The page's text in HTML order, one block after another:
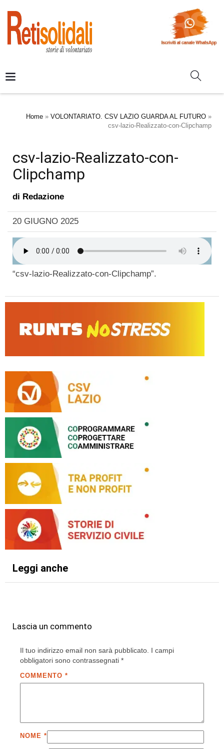
Home » VOLONTARIATO. CSV LAZIO GUARDA AL FUTURO »
csv-lazio-Realizzato-con-Clipchamp
csv-lazio-Realizzato-con-
Clipchamp
di Redazione
20 GIUGNO 2025
“csv-lazio-Realizzato-con-Clipchamp”.
Leggi anche
Lascia un commento
Il tuo indirizzo email non sarà pubblicato. I campi
obbligatori sono contrassegnati *
COMMENTO *
NOME *